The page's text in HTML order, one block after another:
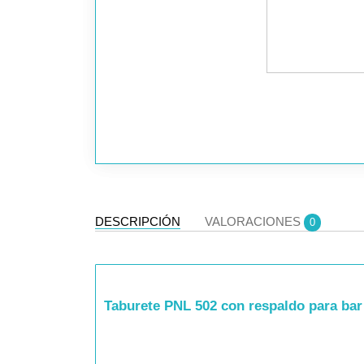
DESCRIPCIÓN VALORACIONES 0
Taburete PNL 502 con respaldo para bar